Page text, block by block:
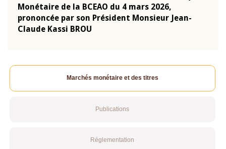
Monétaire de la BCEAO du 4 mars 2026,
prononcée par son Président Monsieur Jean-
Claude Kassi BROU
Marchés monétaire et des titres
Publications
Réglementation